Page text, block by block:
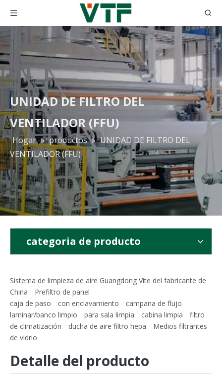
UNIDAD DE FILTRO DEL
VENTILADOR (FFU)
Hogar » productos » UNIDAD DE FILTRO DEL
VENTILADOR (FFU)
categoria de producto
Sistema de limpieza de aire Guangdong Vite del fabricante de
China
Prefiltro de panel
caja de paso
con enclavamiento
campana de flujo
laminar/banco limpio
para sala limpia cabina limpia
filtro
de climatización
ducha de aire filtro hepa
Medios filtrantes
de vidrio
Detalle del producto